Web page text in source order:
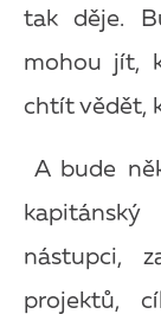
tak děje.
mohou jít,
chtít vědět,
A bude
nástupci,
projektů,